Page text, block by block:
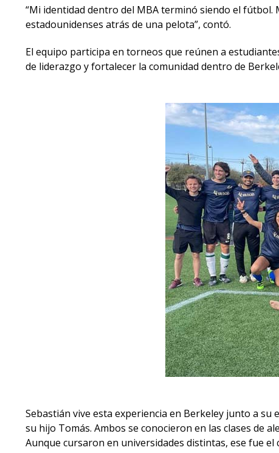
“Mi identidad dentro del MBA terminó siendo el
estadounidenses atrás de una pelota”, contó.
El equipo participa en torneos que reúnen a
de liderazgo y fortalecer la comunidad dentro de
Sebastián vive esta experiencia en Berkeley junto a su
su hijo Tomás. Ambos se conocieron en las clases de
Aunque cursaron en universidades distintas, ese fue